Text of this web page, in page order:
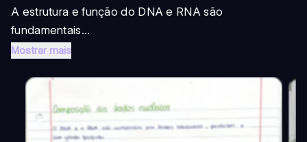
A estrutura e função do DNA e RNA são
fundamentais...
Mostrar mais